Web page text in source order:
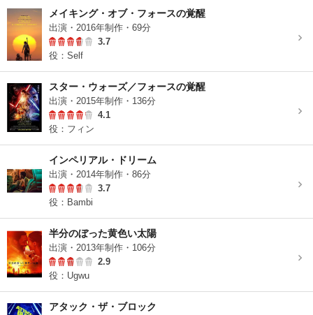
メイキング・オブ・フォースの覚醒
出演・2016年制作・69分
3.7
役：Self
スター・ウォーズ／フォースの覚醒
出演・2015年制作・136分
4.1
役：フィン
インペリアル・ドリーム
出演・2014年制作・86分
3.7
役：Bambi
半分のぼった黄色い太陽
出演・2013年制作・106分
2.9
役：Ugwu
アタック・ザ・ブロック